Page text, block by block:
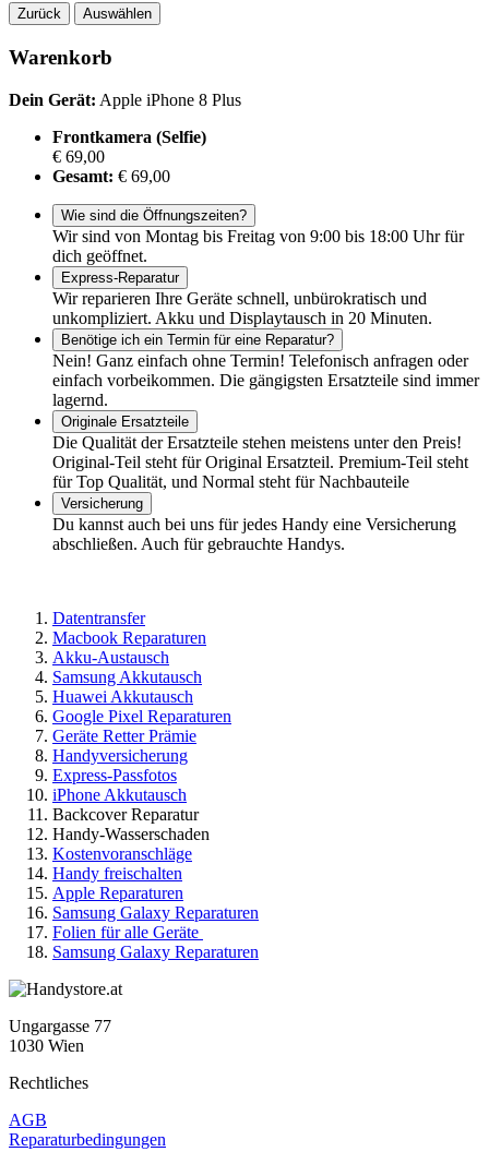
Zurück Auswählen
Warenkorb
Dein Gerät: Apple iPhone 8 Plus
Frontkamera (Selfie)
€ 69,00
Gesamt: € 69,00
Wie sind die Öffnungszeiten?
Wir sind von Montag bis Freitag von 9:00 bis 18:00 Uhr für
dich geöffnet.
Express-Reparatur
Wir reparieren Ihre Geräte schnell, unbürokratisch und
unkompliziert. Akku und Displaytausch in 20 Minuten.
Benötige ich ein Termin für eine Reparatur?
Nein! Ganz einfach ohne Termin! Telefonisch anfragen oder
einfach vorbeikommen. Die gängigsten Ersatzteile sind immer
lagernd.
Originale Ersatzteile
Die Qualität der Ersatzteile stehen meistens unter den Preis!
Original-Teil steht für Original Ersatzteil. Premium-Teil steht
für Top Qualität, und Normal steht für Nachbauteile
Versicherung
Du kannst auch bei uns für jedes Handy eine Versicherung
abschließen. Auch für gebrauchte Handys.
Datentransfer
Macbook Reparaturen
Akku-Austausch
Samsung Akkutausch
Huawei Akkutausch
Google Pixel Reparaturen
Geräte Retter Prämie
Handyversicherung
Express-Passfotos
iPhone Akkutausch
Backcover Reparatur
Handy-Wasserschaden
Kostenvoranschläge
Handy freischalten
Apple Reparaturen
Samsung Galaxy Reparaturen
Folien für alle Geräte
Samsung Galaxy Reparaturen
Ungargasse 77
1030 Wien
Rechtliches
AGB
Reparaturbedingungen